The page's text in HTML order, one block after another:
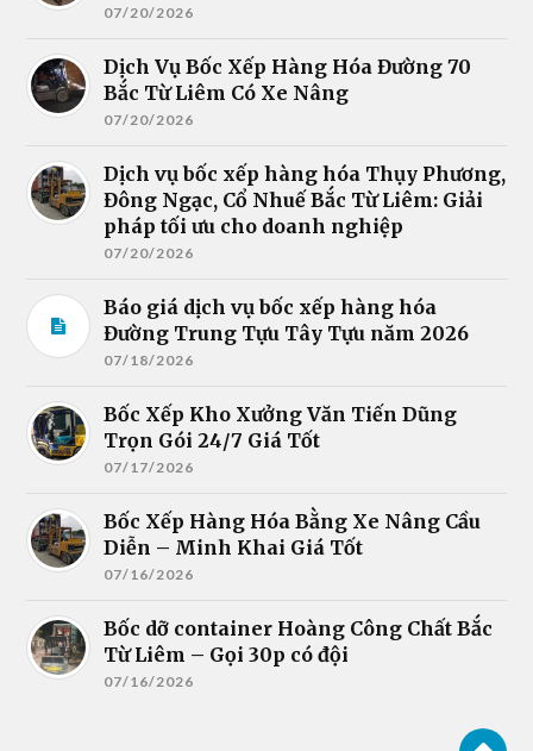
07/20/2026
Dịch Vụ Bốc Xếp Hàng Hóa Đường 70
Bắc Từ Liêm Có Xe Nâng
07/20/2026
Dịch vụ bốc xếp hàng hóa Thụy Phương,
Đông Ngạc, Cổ Nhuế Bắc Từ Liêm: Giải
pháp tối ưu cho doanh nghiệp
07/20/2026
Báo giá dịch vụ bốc xếp hàng hóa
Đường Trung Tựu Tây Tựu năm 2026
07/18/2026
Bốc Xếp Kho Xưởng Văn Tiến Dũng
Trọn Gói 24/7 Giá Tốt
07/17/2026
Bốc Xếp Hàng Hóa Bằng Xe Nâng Cầu
Diễn – Minh Khai Giá Tốt
07/16/2026
Bốc dỡ container Hoàng Công Chất Bắc
Từ Liêm – Gọi 30p có đội
07/16/2026